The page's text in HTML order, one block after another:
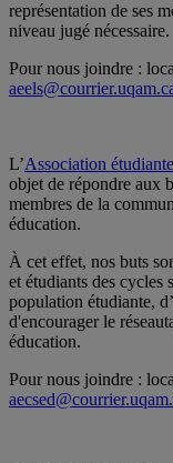
représentation de ses
niveau jugé nécessaire.
Pour nous joindre :
L’Association
objet de répondre aux
membres de la
éducation.
À cet effet, nos buts
et étudiants des cycles
population étudiante,
d'encourager le
éducation.
Pour nous joindre :